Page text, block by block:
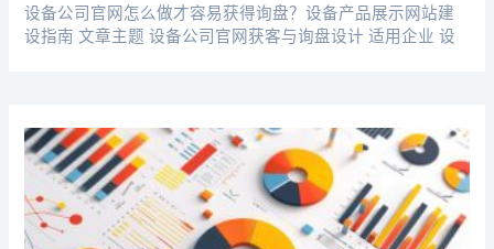
设备公司官网怎么做才容易获得询盘？设备产品展示网站建
设指南 文章主题 设备公司官网获客与询盘设计 适用企业 设